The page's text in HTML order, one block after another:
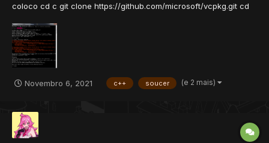
coloco cd c git clone https://github.com/microsoft/vcpkg.git cd
erro ai... Desculpas se coloquei na area errada, alguém poderia
me ajudar...
Novembro 6, 2021 c++ soucer (e 2 mais)